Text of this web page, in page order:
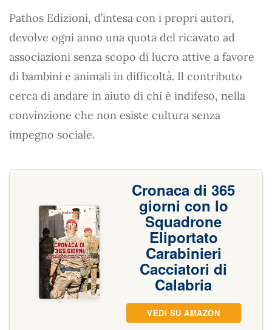
Pathos Edizioni, d’intesa con i propri autori,
devolve ogni anno una quota del ricavato ad
associazioni senza scopo di lucro attive a favore
di bambini e animali in difficoltà. Il contributo
cerca di andare in aiuto di chi è indifeso, nella
convinzione che non esiste cultura senza
impegno sociale.
Cronaca di 365
giorni con lo
Squadrone
Eliportato
Carabinieri
Cacciatori di
Calabria
VEDI SU AMAZON